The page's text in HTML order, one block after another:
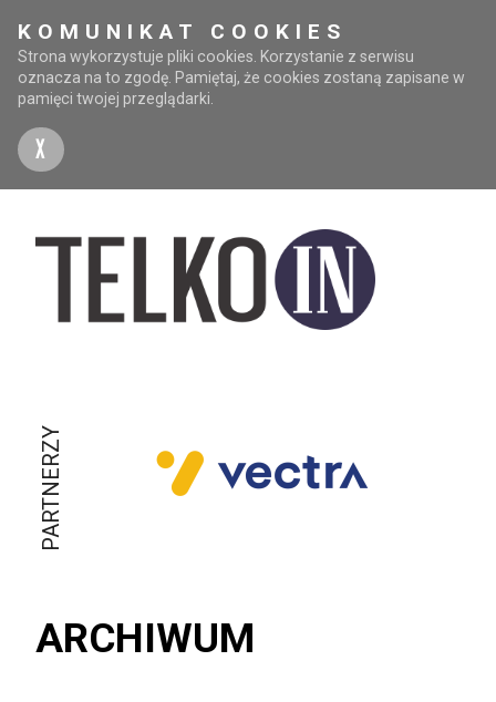
KOMUNIKAT COOKIES
Strona wykorzystuje pliki cookies. Korzystanie z serwisu
oznacza na to zgodę. Pamiętaj, że cookies zostaną zapisane w
pamięci twojej przeglądarki.
X
PARTNERZY
ARCHIWUM